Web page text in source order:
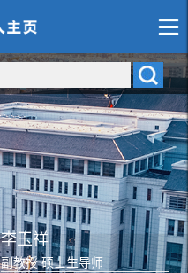
李玉祥
副教授 硕士生导师